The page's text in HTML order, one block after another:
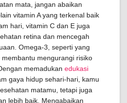
mata, jangan abaikan
vitamin A yang terkenal baik
hari, vitamin C dan E juga
retina dan mencegah
Omega-3, seperti yang
mengurangi risiko
memadukan edukasi
gaya hidup sehari-hari, kamu
matamu, tetapi juga
lebih baik. Mengabaikan